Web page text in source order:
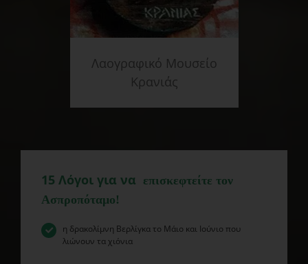
Λαογραφικό Μουσείο
Κρανιάς
15 Λόγοι για να επισκεφτείτε τον
Ασπροπόταμο!
η δρακολίμνη Βερλίγκα το Μάιο και Ιούνιο που
λιώνουν τα χιόνια